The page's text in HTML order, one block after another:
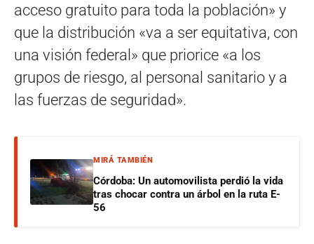
acceso gratuito para toda la población» y
que la distribución «va a ser equitativa, con
una visión federal» que priorice «a los
grupos de riesgo, al personal sanitario y a
las fuerzas de seguridad».
MIRÁ TAMBIÉN
Córdoba: Un automovilista perdió la vida
tras chocar contra un árbol en la ruta E-
56